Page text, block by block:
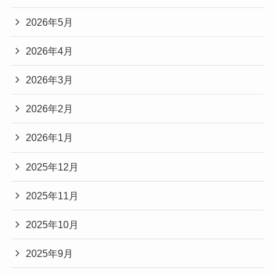
2026年5月
2026年4月
2026年3月
2026年2月
2026年1月
2025年12月
2025年11月
2025年10月
2025年9月